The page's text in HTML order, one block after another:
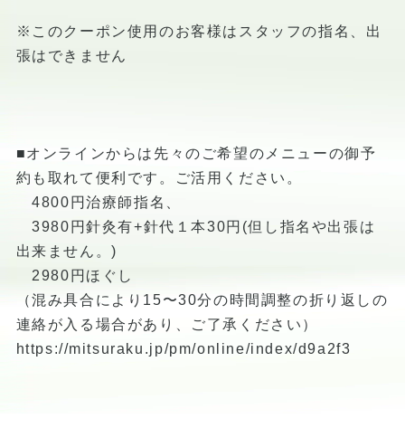
※このクーポン使用のお客様はスタッフの指名、出
張はできません
■オンラインからは先々のご希望のメニューの御予
約も取れて便利です。ご活用ください。
4800円治療師指名、
3980円針灸有+針代１本30円(但し指名や出張は
出来ません。)
2980円ほぐし
（混み具合により15〜30分の時間調整の折り返しの
連絡が入る場合があり、ご了承ください）
https://mitsuraku.jp/pm/online/index/d9a2f3